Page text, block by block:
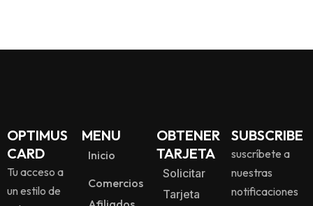
OPTIMUS
CARD
Tu acceso a
un estilo de
MENU
Inicio
Comercios
OBTENER
TARJETA
Solicitar
Tarjeta
SUBSCRIBE
suscríbete a
nuestras
notificaciones